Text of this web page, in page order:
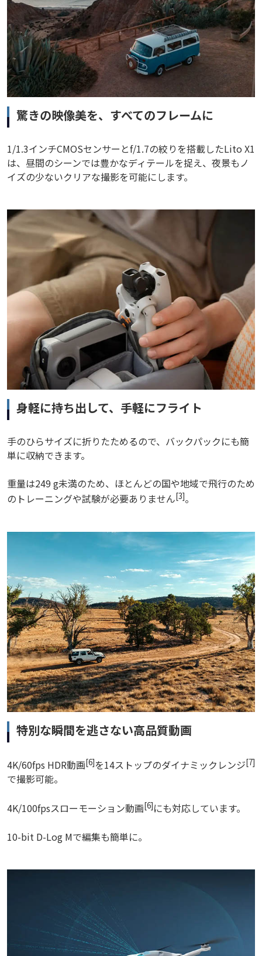
驚きの映像美を、すべてのフレームに
1/1.3インチCMOSセンサーとf/1.7の絞りを搭載したLito X1
は、昼間のシーンでは豊かなディテールを捉え、夜景もノ
イズの少ないクリアな撮影を可能にします。
身軽に持ち出して、手軽にフライト
手のひらサイズに折りたためるので、バックパックにも簡
単に収納できます。
重量は249 g未満のため、ほとんどの国や地域で飛行のため
のトレーニングや試験が必要ありません[3]。
特別な瞬間を逃さない高品質動画
4K/60fps HDR動画[6]を14ストップのダイナミックレンジ[7]
で撮影可能。
4K/100fpsスローモーション動画[6]にも対応しています。
10-bit D-Log Mで編集も簡単に。